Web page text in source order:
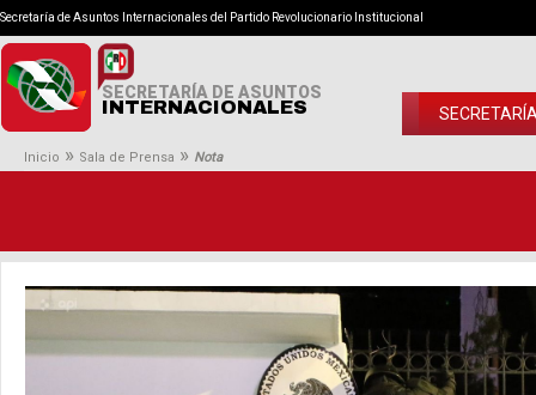
Secretaría de Asuntos Internacionales del Partido Revolucionario Institucional
SECRETARÍA DE ASUNTOS
INTERNACIONALES
Inicio » Sala de Prensa » Nota